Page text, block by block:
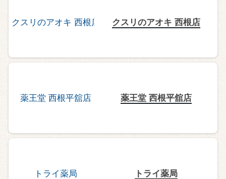
クスリのアオキ 西根店
薬王堂 西根平舘店
トライ薬局